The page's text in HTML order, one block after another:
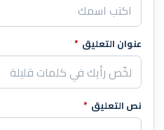
عنوان التعليق *
نص التعليق *